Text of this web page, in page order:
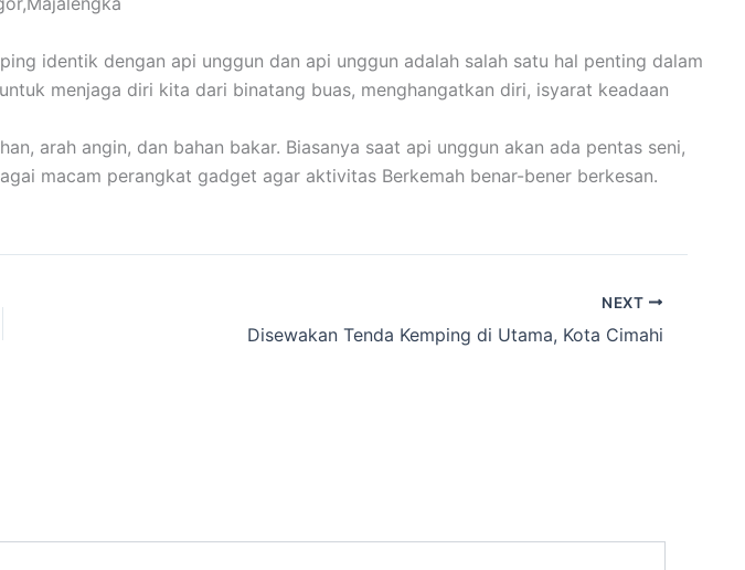
identik dengan api unggun dan api unggun adalah salah satu hal penting dalam
menjaga diri kita dari binatang buas, menghangatkan diri, isyarat keadaan
arah angin, dan bahan bakar. Biasanya saat api unggun akan ada pentas seni,
macam perangkat gadget agar aktivitas Berkemah benar-bener berkesan.
NEXT
Disewakan Tenda Kemping di Utama, Kota Cimahi